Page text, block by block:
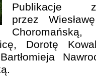
Publikacje
przez
Dorotę